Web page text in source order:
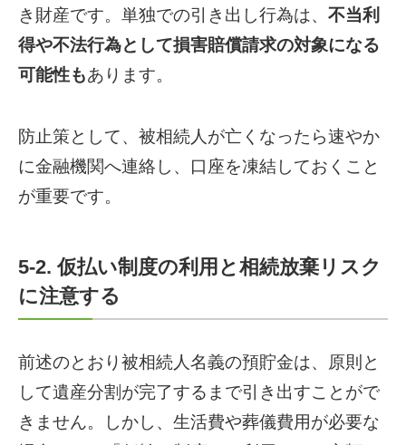
き財産です。単独での引き出し行為は、 不当利
得や不法行為として損害賠償請求の対象になる
可能性もあります。
防止策として、被相続人が亡くなったら速やか
に金融機関へ連絡し、口座を凍結しておくこと
が重要です。
5-2. 仮払い制度の利用と相続放棄リスク
に注意する
前述のとおり被相続人名義の預貯金は、原則と
して遺産分割が完了するまで引き出すことがで
きません。しかし、生活費や葬儀費用が必要な